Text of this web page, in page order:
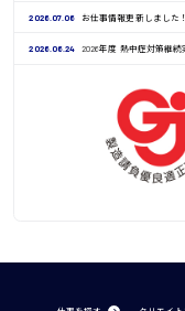
2026.07.06 お仕事情報更新しました！
2026.06.24 2026年度 熱中症対策継続